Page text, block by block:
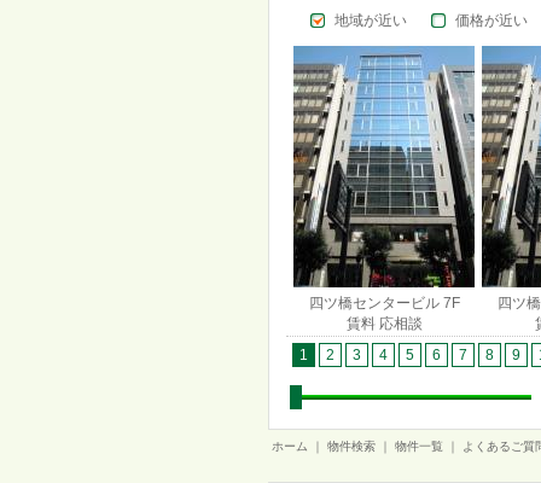
地域が近い 価格が近い
四ツ橋センタービル 7F
賃料 応相談
四ツ
1
2 3 4 5 6 7 8 9
ホーム 物件検索 物件一覧 よくあるご質